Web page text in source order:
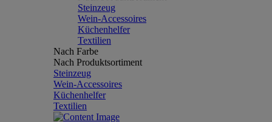
Steinzeug
Wein-Accessoires
Küchenhelfer
Textilien
Nach Farbe
Nach Produktsortiment
Steinzeug
Wein-Accessoires
Küchenhelfer
Textilien